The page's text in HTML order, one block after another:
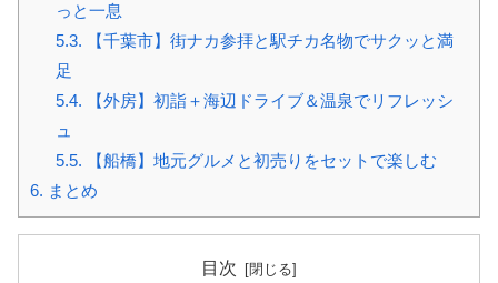
っと一息
5.3. 【千葉市】街ナカ参拝と駅チカ名物でサクッと満
足
5.4. 【外房】初詣＋海辺ドライブ＆温泉でリフレッシ
ュ
5.5. 【船橋】地元グルメと初売りをセットで楽しむ
6. まとめ
目次